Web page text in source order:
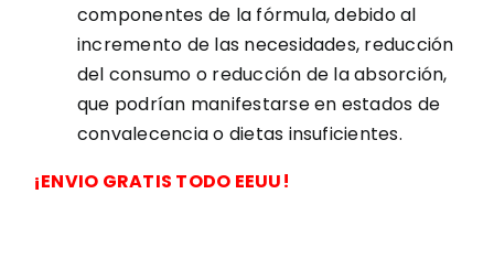
componentes de la fórmula, debido al
incremento de las necesidades, reducción
del consumo o reducción de la absorción,
que podrían manifestarse en estados de
convalecencia o dietas insuficientes.
¡ENVIO GRATIS TODO EEUU!